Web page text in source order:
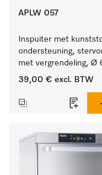
APLW 057
Inspuiter met
ondersteuning,
met vergrendeling, Ø
lengte 275 mm.
39,00 € excl. BTW